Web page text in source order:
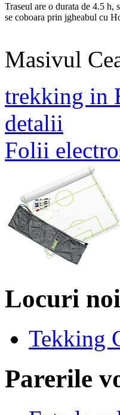
Traseul are o durata de 4.5
se coboara prin jgheabul cu
Masivul
trekking in
detalii
Folii
Locuri noi
Tekking
Parerile